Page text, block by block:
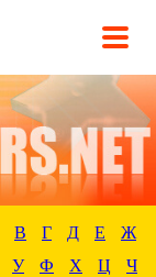
В Г Д Е
Ж
У Ф Х Ц
Ч